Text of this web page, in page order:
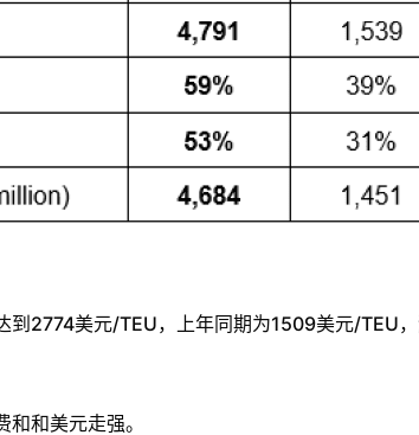
到2774美元/TEU，上年同期为1509美元/TEU
和美元走强。